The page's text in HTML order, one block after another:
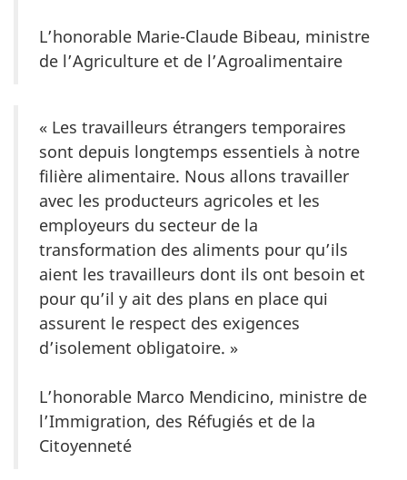
L’honorable Marie-Claude Bibeau, ministre
de l’Agriculture et de l’Agroalimentaire
« Les travailleurs étrangers temporaires
sont depuis longtemps essentiels à notre
filière alimentaire. Nous allons travailler
avec les producteurs agricoles et les
employeurs du secteur de la
transformation des aliments pour qu’ils
aient les travailleurs dont ils ont besoin et
pour qu’il y ait des plans en place qui
assurent le respect des exigences
d’isolement obligatoire. »
L’honorable Marco Mendicino, ministre de
l’Immigration, des Réfugiés et de la
Citoyenneté